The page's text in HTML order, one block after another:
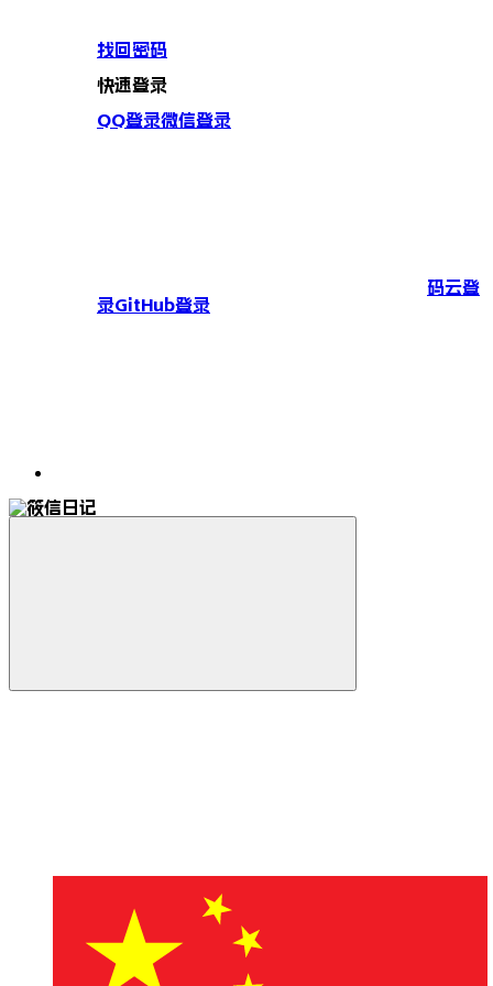
找回密码
快速登录
QQ登录微信登录
码云登
录GitHub登录